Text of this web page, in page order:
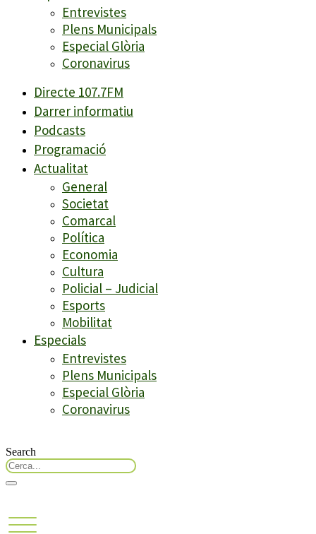
Entrevistes
Plens Municipals
Especial Glòria
Coronavirus
Directe 107.7FM
Darrer informatiu
Podcasts
Programació
Actualitat
General
Societat
Comarcal
Política
Economia
Cultura
Policial – Judicial
Esports
Mobilitat
Especials
Entrevistes
Plens Municipals
Especial Glòria
Coronavirus
Search